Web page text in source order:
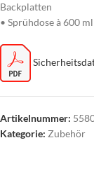
Backplatten
• Sprühdose à 600 ml
Artikelnummer:
Kategorie: Zubehör